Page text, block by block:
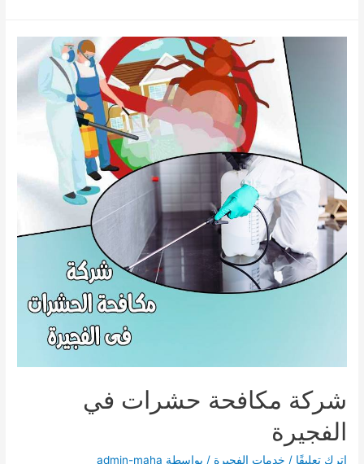
شركة مكافحة حشرات في
الفجيرة
اترك تعليقًا / خدمات الفجيرة / بواسطة admin-maha